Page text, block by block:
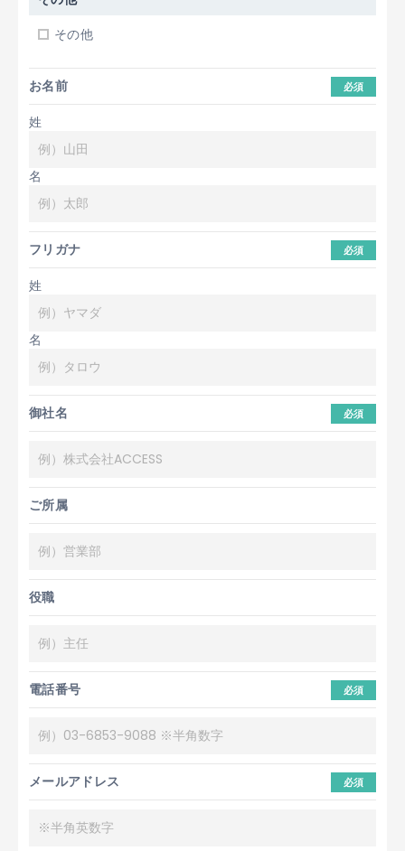
その他
お名前 必須
姓
名
フリガナ 必須
姓
名
御社名 必須
ご所属
役職
電話番号 必須
メールアドレス 必須